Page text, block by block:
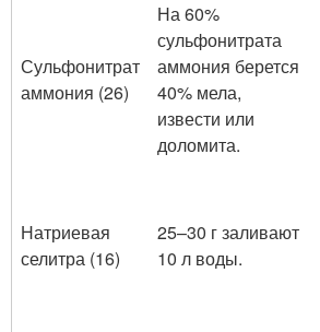
Сульфонитрат
аммония (26)
На 60%
сульфонитрата
аммония берется
40% мела,
извести или
доломита.
Натриевая
селитра (16)
25–30 г заливают
10 л воды.